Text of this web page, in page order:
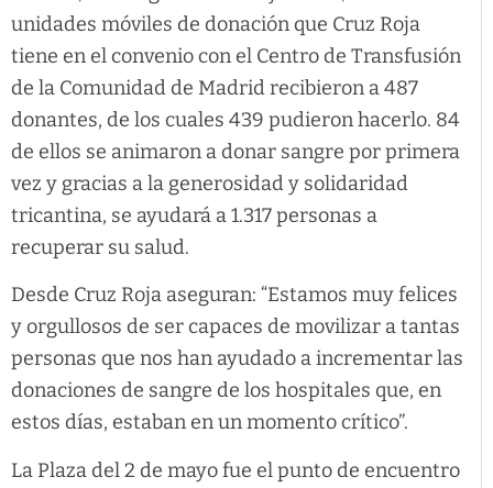
unidades móviles de donación que Cruz Roja
tiene en el convenio con el Centro de Transfusión
de la Comunidad de Madrid recibieron a 487
donantes, de los cuales 439 pudieron hacerlo. 84
de ellos se animaron a donar sangre por primera
vez y gracias a la generosidad y solidaridad
tricantina, se ayudará a 1.317 personas a
recuperar su salud.
Desde Cruz Roja aseguran: “Estamos muy felices
y orgullosos de ser capaces de movilizar a tantas
personas que nos han ayudado a incrementar las
donaciones de sangre de los hospitales que, en
estos días, estaban en un momento crítico”.
La Plaza del 2 de mayo fue el punto de encuentro